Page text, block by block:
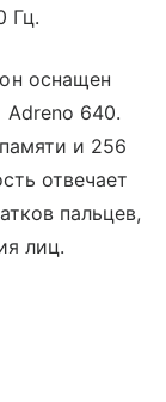
Гц.
оснащен
Adreno 640.
и 256
отвечает
пальцев,
лиц.